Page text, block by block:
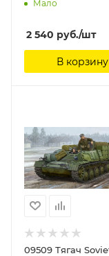
Мало
2 540 руб./шт
В корзину
09509 Тягач Soviet AT-P